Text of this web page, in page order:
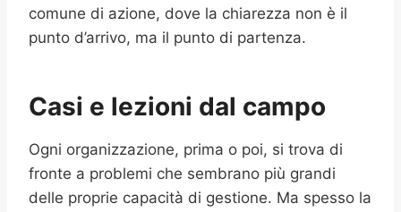
comune di azione, dove la chiarezza non è il
punto d’arrivo, ma il punto di partenza.
Casi e lezioni dal campo
Ogni organizzazione, prima o poi, si trova di
fronte a problemi che sembrano più grandi
delle proprie capacità di gestione. Ma spesso la